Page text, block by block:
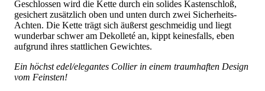
Geschlossen wird die Kette durch ein solides Kastenschloß,
gesichert zusätzlich oben und unten durch zwei Sicherheits-
Achten. Die Kette trägt sich äußerst geschmeidig und liegt
wunderbar schwer am Dekolleté an, kippt keinesfalls, eben
aufgrund ihres stattlichen Gewichtes.
Ein höchst edel/elegantes Collier in einem traumhaften Design
vom Feinsten!